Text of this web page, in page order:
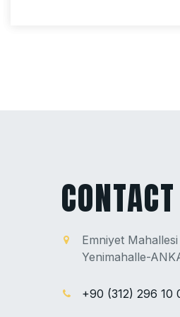
CONTACT
Emniyet
Yenimahalle-
+90 (312) 296 10